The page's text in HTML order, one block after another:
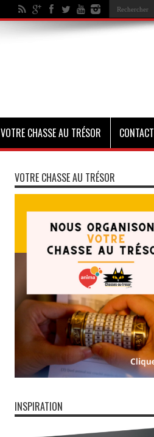
VOTRE CHASSE AU TRÉSOR CONTACT
VOTRE CHASSE AU TRÉSOR
INSPIRATION